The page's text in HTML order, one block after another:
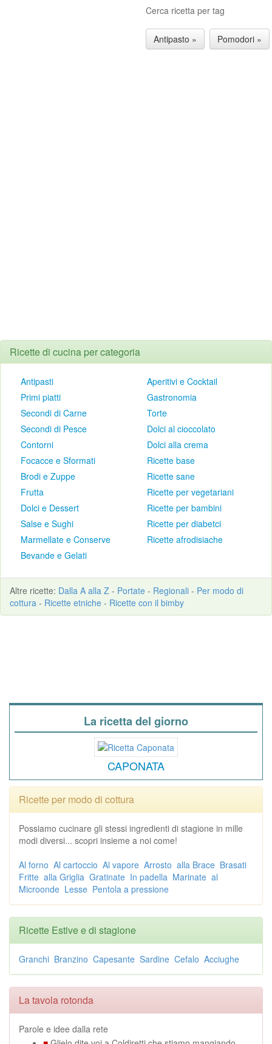
Cerca ricetta per tag
Antipasto » Pomodori »
Ricette di cucina per categoria
Antipasti
Primi piatti
Secondi di Carne
Secondi di Pesce
Contorni
Focacce e Sformati
Brodi e Zuppe
Frutta
Dolci e Dessert
Salse e Sughi
Marmellate e Conserve
Bevande e Gelati
Aperitivi e Cocktail
Gastronomia
Torte
Dolci al cioccolato
Dolci alla crema
Ricette base
Ricette sane
Ricette per vegetariani
Ricette per bambini
Ricette per diabetci
Ricette afrodisiache
Altre ricette: Dalla A alla Z - Portate - Regionali - Per modo di
cottura - Ricette etniche - Ricette con il bimby
La ricetta del giorno
CAPONATA
Ricette per modo di cottura
Possiamo cucinare gli stessi ingredienti di stagione in mille
modi diversi... scopri insieme a noi come!
Al forno Al cartoccio Al vapore Arrosto alla Brace Brasati
Fritte alla Griglia Gratinate In padella Marinate al
Microonde Lesse Pentola a pressione
Ricette Estive e di stagione
Granchi Branzino Capesante Sardine Cefalo Acciughe
La tavola rotonda
Parole e idee dalla rete